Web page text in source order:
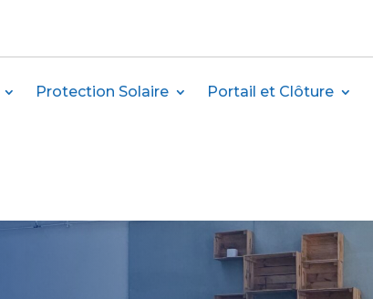
Protection Solaire Portail et Clôture